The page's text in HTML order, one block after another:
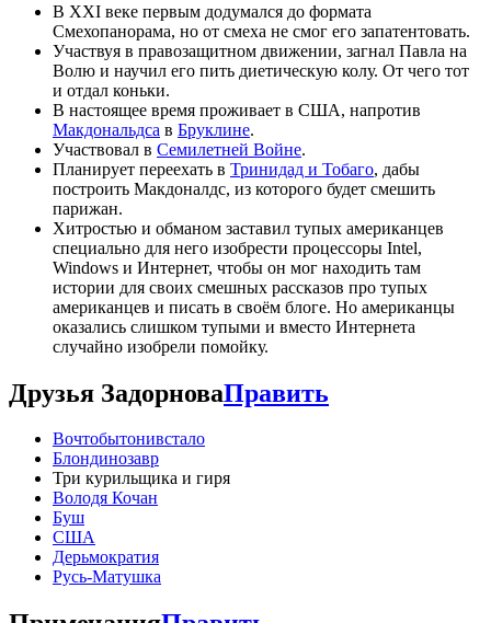
В XXI веке первым додумался до формата
Смехопанорама, но от смеха не смог его запатентовать.
Участвуя в правозащитном движении, загнал Павла на
Волю и научил его пить диетическую колу. От чего тот
и отдал коньки.
В настоящее время проживает в США, напротив
Макдональдса в Бруклине.
Участвовал в Семилетней Войне.
Планирует переехать в Тринидад и Тобаго, дабы
построить Макдоналдс, из которого будет смешить
парижан.
Хитростью и обманом заставил тупых американцев
специально для него изобрести процессоры Intel,
Windows и Интернет, чтобы он мог находить там
истории для своих смешных рассказов про тупых
американцев и писать в своём блоге. Но американцы
оказались слишком тупыми и вместо Интернета
случайно изобрели помойку.
Друзья ЗадорноваПравить
Вочтобытонивстало
Блондинозавр
Три курильщика и гиря
Володя Кочан
Буш
США
Дерьмократия
Русь-Матушка